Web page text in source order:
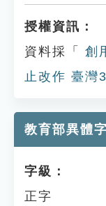
授權資訊：
資料採「
創
止改作 臺灣
教育部異體
字級：
正字